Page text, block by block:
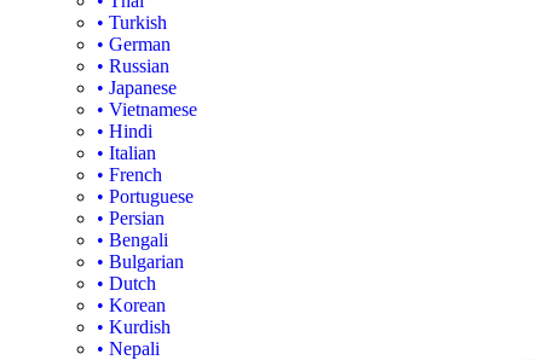
• Turkish
• German
• Russian
• Japanese
• Vietnamese
• Hindi
• Italian
• French
• Portuguese
• Persian
• Bengali
• Bulgarian
• Dutch
• Korean
• Kurdish
• Nepali